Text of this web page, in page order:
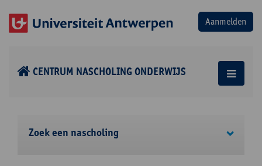
CENTRUM NASCHOLING ONDERWIJS
Zoek een nascholing